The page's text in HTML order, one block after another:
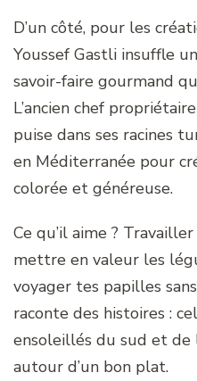
D’un côté, pour les
Youssef Gastli insuffle
savoir-faire gourmand
L’ancien chef
puise dans ses racines
en Méditerranée pour
colorée et généreuse.
Ce qu’il aime ?
mettre en valeur les
voyager tes papilles
raconte des histoires :
ensoleillés du sud et
autour d’un bon plat.